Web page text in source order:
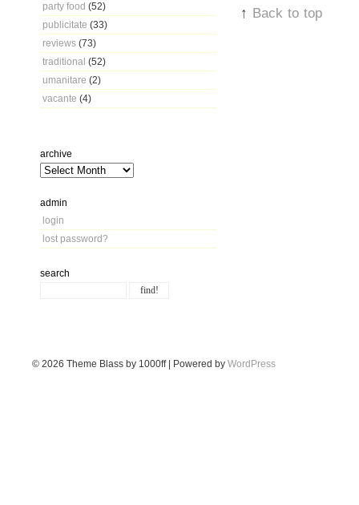
party food (52)
publicitate (33)
reviews (73)
traditional (52)
umanitare (2)
vacante (4)
archive
admin
login
lost password?
search
↑ Back to top
© 2026 Theme Blass by 1000ff | Powered by WordPress